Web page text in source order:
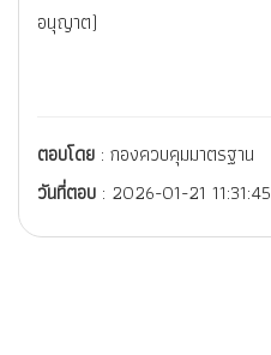
อนุญาต)
ตอบโดย : กองควบคุมมาตรฐาน
วันที่ตอบ : 2026-01-21 11:31:45